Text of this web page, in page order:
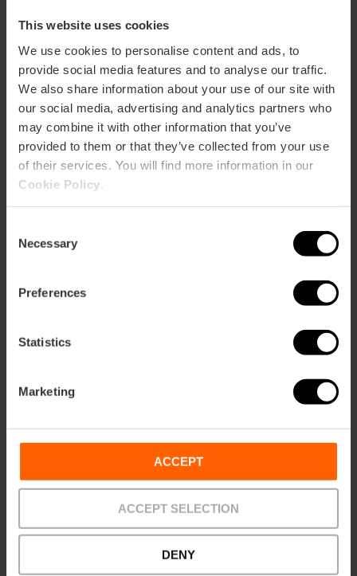
This website uses cookies
We use cookies to personalise content and ads, to
provide social media features and to analyse our traffic.
We also share information about your use of our site with
our social media, advertising and analytics partners who
may combine it with other information that you’ve
provided to them or that they’ve collected from your use
of their services. You will find more information in our
Cookie Policy
Selection
Necessary
Preferences
Statistics
Marketing
ACCEPT
ACCEPT SELECTION
DENY
También te puede interesar
Mostra365 en València